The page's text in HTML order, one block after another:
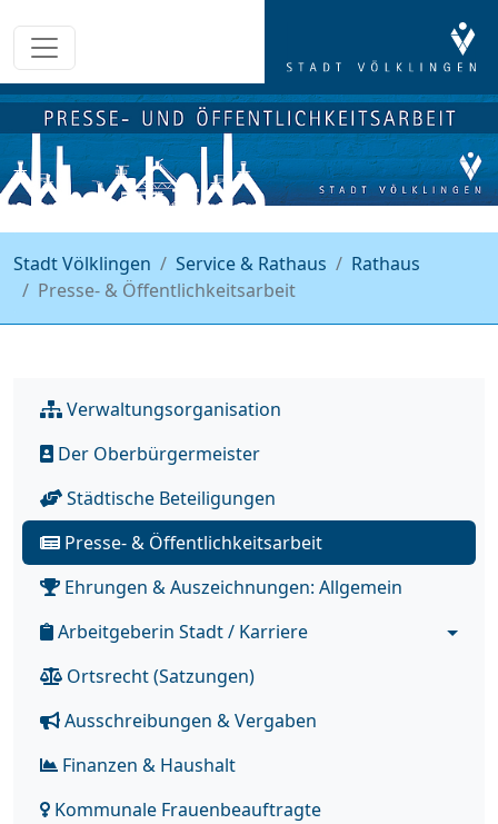
Stadt Völklingen Service & Rathaus
Rathaus
Presse- & Öffentlichkeitsarbeit
Verwaltungsorganisation
Der Oberbürgermeister
Städtische Beteiligungen
Presse- & Öffentlichkeitsarbeit
Ehrungen & Auszeichnungen: Allgemein
Arbeitgeberin Stadt / Karriere
Ortsrecht (Satzungen)
Ausschreibungen & Vergaben
Finanzen & Haushalt
Kommunale Frauenbeauftragte